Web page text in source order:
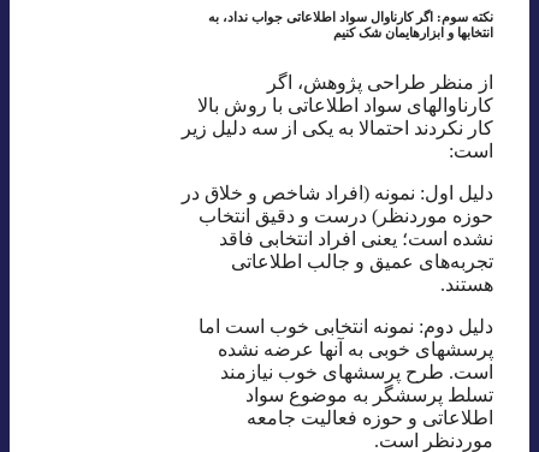
نکته سوم: اگر کارناوال سواد اطلاعاتی جواب نداد، به
انتخابها و ابزارهایمان شک کنیم
از منظر طراحی پژوهش، اگر
کارناوالهای سواد اطلاعاتی با روش بالا
کار نکردند احتمالا به یکی از سه دلیل زیر
است:
دلیل اول: نمونه‌ (افراد شاخص و خلاق در
حوزه موردنظر) درست و دقیق انتخاب
نشده‌ است؛ یعنی افراد انتخابی فاقد
تجربه‌های عمیق و جالب اطلاعاتی
هستند.
دلیل دوم: نمونه انتخابی خوب است اما
پرسشهای خوبی به آنها عرضه نشده
است. طرح پرسشهای خوب نیازمند
تسلط پرسشگر به موضوع سواد
اطلاعاتی و حوزه فعالیت جامعه
موردنظر است.